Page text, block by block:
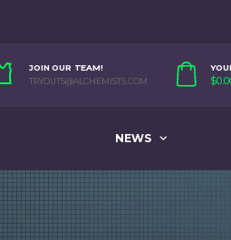
JOIN OUR TEAM!
TRYOUTS@ALCHEMISTS.COM
$
NEWS